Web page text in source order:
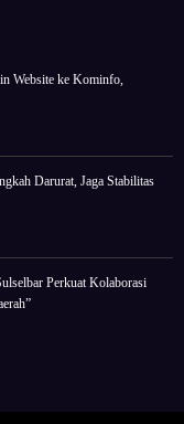
Website ke Kominfo,
Darurat, Jaga Stabilitas
Perkuat Kolaborasi